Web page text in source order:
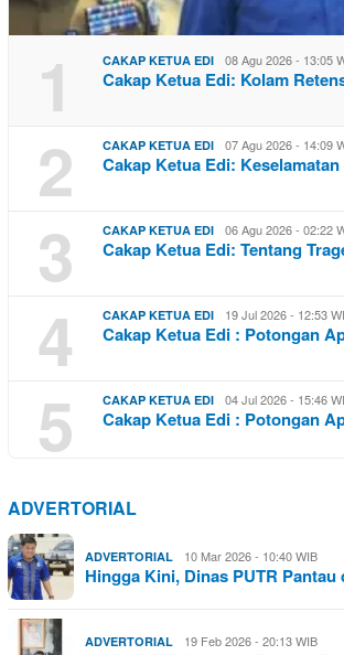
1 CAKAP KETUA EDI 08 Agu 2026 - 13:05
Cakap Ketua Edi: Kolam
2 CAKAP KETUA EDI 07 Agu 2026 - 14:09
Cakap Ketua Edi:
3 CAKAP KETUA EDI 06 Agu 2026 - 02:22
Cakap Ketua Edi: Tentang
4 CAKAP KETUA EDI 19 Jul 2026 - 12:53
Cakap Ketua Edi : Potongan
5 CAKAP KETUA EDI 04 Jul 2026 - 15:46
Cakap Ketua Edi : Potongan
ADVERTORIAL
ADVERTORIAL 10 Mar 2026 - 10:40 WIB
Hingga Kini, Dinas PUTR
ADVERTORIAL 19 Feb 2026 - 20:13 WIB